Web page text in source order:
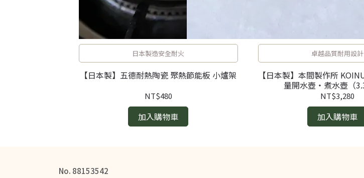
日本製造安全耐火
【日本製】五德耐熱陶瓷 聚熱節能板 小爐架
NT$480
加入購物車
卓越品質耐用設計
【日本製】本間製作所
量開水壺・煮水壺（
NT$3,280
加入購物車
No. 88153542